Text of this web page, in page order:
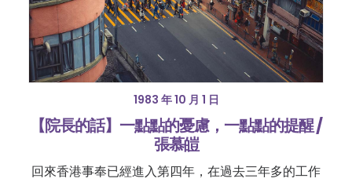
1983 年 10 月 1 日
【院長的話】一點點的憂慮，一點點的提醒 /
張慕皚
回來香港事奉已經進入第四年，在過去三年多的工作